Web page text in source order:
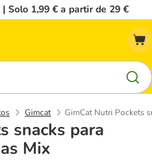
| Solo 1,99 € a partir de 29 €
Gimcat GimCat Nutri Pockets
snacks para
Mix